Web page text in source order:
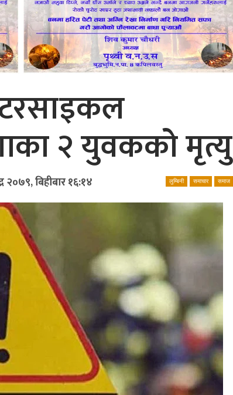
२ युवकको मृत्यु
लुम्बिनी समाचार समाज
२०७९, बिहीबार १६:१४